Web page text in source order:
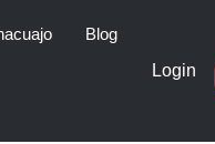
Blog
Login